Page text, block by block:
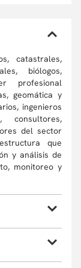
catastrales,
biólogos,
profesional
geomática y
ingenieros
consultores,
del sector
que
y análisis de
monitoreo y
UAS ante la